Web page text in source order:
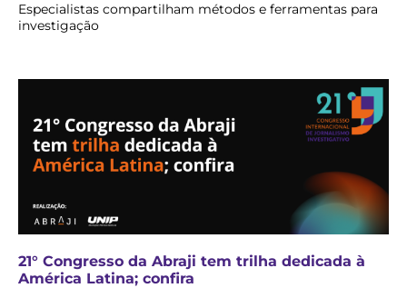
Especialistas compartilham métodos e ferramentas para
investigação
21° Congresso da Abraji tem trilha dedicada à
América Latina; confira